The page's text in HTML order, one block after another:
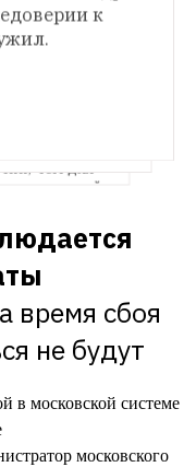
чем для
панической
к
время сбоя
не будут
в московской системе
московского